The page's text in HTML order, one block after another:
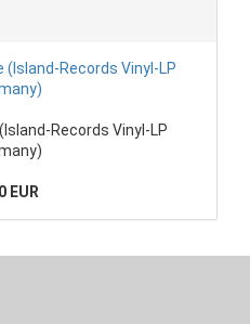
Records Vinyl-LP
EUR